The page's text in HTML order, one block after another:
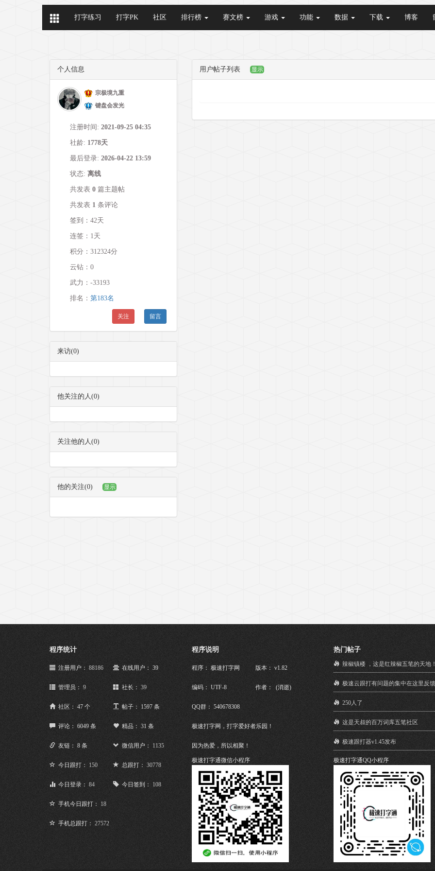
打字练习 打字PK 社区 排行榜 赛文榜 游戏 功能 数据 下载 博客
个人信息
宗极境九重
键盘会发光
注册时间: 2021-09-25 04:35
社龄: 1778天
最后登录: 2026-04-22 13:59
状态: 离线
共发表 0 篇主题帖
共发表 1 条评论
签到：42天
连签：1天
积分：312324分
云钻：0
武力： -33193
排名： 第183名
留言
关注
来访(0)
他关注的人(0)
关注他的人(0)
他的关注(0) 显示
用户帖子列表 显示
程序统计
注册用户： 88186 在线用户： 39
管理员： 9 社长：39
社区： 47 个 帖子： 1597 条
评论： 6049 条 精品： 31 条
友链： 8 条 微信用户： 1135
今日跟打：150 总跟打：30778
今日登录： 84 今日签到： 108
手机今日跟打： 18
手机总跟打： 27572
程序说明
程序： 极速打字网 版本： v1.82
编码： UTF-8 作者： (消逝)
QQ群： 540678308
极速打字网，打字爱好者乐园！
因为热爱，所以相聚！
极速打字通微信小程序
热门帖子
辣椒镇楼 ，这是红辣椒五笔的天地
极速云跟打有问题的集中在这里反馈
250人了
这是天叔的百万词库五笔社区
极速跟打器v1.45发布
极速打字通QQ小程序